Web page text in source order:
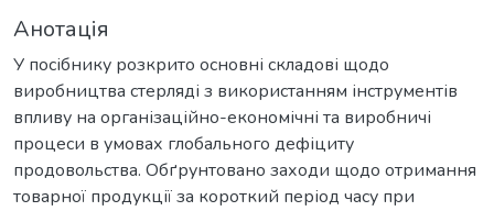
Анотація
У посібнику розкрито основні складові щодо
виробництва стерляді з використанням інструментів
впливу на організаційно-економічні та виробничі
процеси в умовах глобального дефіциту
продовольства. Обґрунтовано заходи щодо отримання
товарної продукції за короткий період часу при